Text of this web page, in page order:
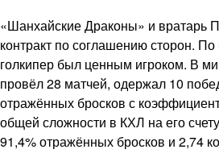
«Шанхайские Драконы» и вратарь
контракт по соглашению сторон.
голкипер был ценным игроком. В
провёл 28 матчей, одержал 10
отражённых бросков с
общей сложности в КХЛ на его
91,4% отражённых бросков и 2,74